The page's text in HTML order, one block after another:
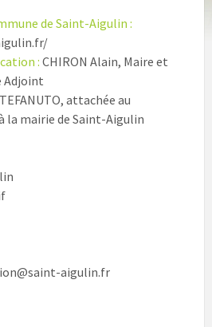
de Saint-Aigulin :
: CHIRON Alain, Maire et
Adjoint
attachée au
la mairie de Saint-Aigulin
aigulin.fr